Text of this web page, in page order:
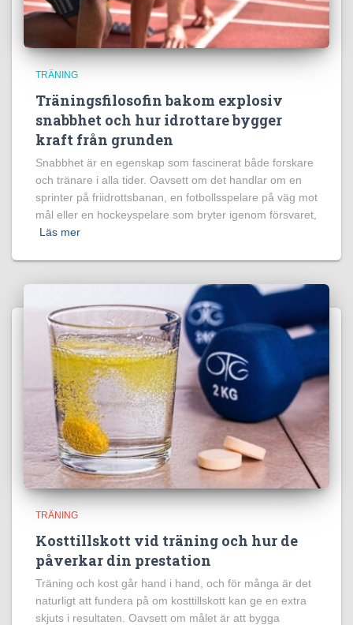
TRÄNING
Träningsfilosofin bakom explosiv
snabbhet och hur idrottare bygger
kraft från grunden
Snabbhet är en egenskap som fascinerat både forskare
och tränare i alla tider. Oavsett om det handlar om en
sprinter på friidrottsbanan, en fotbollsspelare på väg mot
mål eller en hockeyspelare som bryter igenom försvaret,
Läs mer
TRÄNING
Kosttillskott vid träning och hur de
påverkar din prestation
Träning och kost går hand i hand, och för många är det
naturligt att fundera på om kosttillskott kan ge en extra
skjuts i resultaten. Oavsett om målet är att bygga